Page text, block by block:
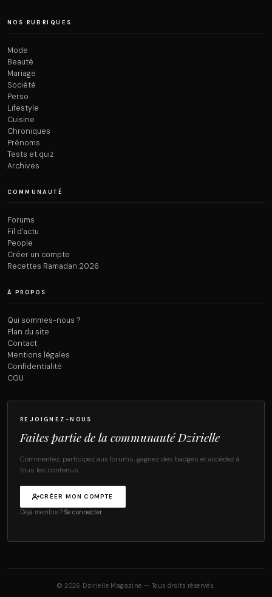
NOS RUBRIQUES
Mode
Beauté
Mariage
Société
Perso
Lifestyle
Cuisine
Chroniques
Prénoms
Tests et quiz
Archives
COMMUNAUTÉ
Forums
Fil d’actu
People
Créer un compte
Recettes Ramadan 2026
À PROPOS
Qui sommes-nous ?
Plan du site
Contact
Mentions légales
Confidentialité
CGU
REJOIGNEZ-NOUS
Faites partie de la communauté Dzirielle
Commentez, participez aux forums, gagnez des badges et accédez à
tous les contenus.
CRÉER MON COMPTE
Déjà membre ? Se connecter
© 2026 Dzirielle Magazine — Tous droits réservés.